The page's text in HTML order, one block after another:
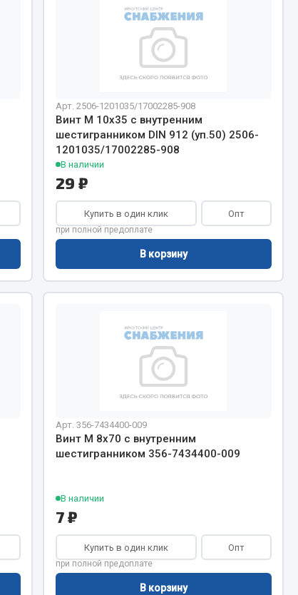
Весь раздел
Запчасти HOWO
Двигатель
Подвеска
Система питания
Система выпуска газа
Система охлаждения
Сцепление
Показать ещё
Газосварка
Маски, краги сварщика
Сварочное оборудование
Сварочные материалы
Весь раздел
Автохимия
Арт. 2506-1201035/17002285-908
Винт М 10х35 с внутренним
шестигранником DIN 912 (уп.50) 2506-
1201035/17002285-908
В наличии
29 ₽
Купить в один клик Опт
при полной предоплате
В корзину
Арт. 356-7434400-009
Винт М 8х70 с внутренним
шестигранником 356-7434400-009
В наличии
7 ₽
Купить в один клик Опт
при полной предоплате
В корзину